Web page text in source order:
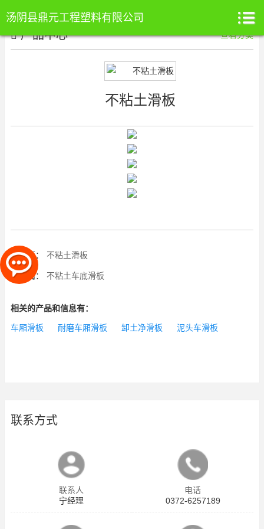
汤阴县鼎元工程塑料有限公司
产品中心 查看分类
不粘土滑板
上一篇： 不粘土滑板
下一篇： 不粘土车底滑板
相关的产品和信息有：
车厢滑板 耐磨车厢滑板 卸土净滑板 泥头车滑板
联系方式
联系人
宁经理
电话
0372-6257189